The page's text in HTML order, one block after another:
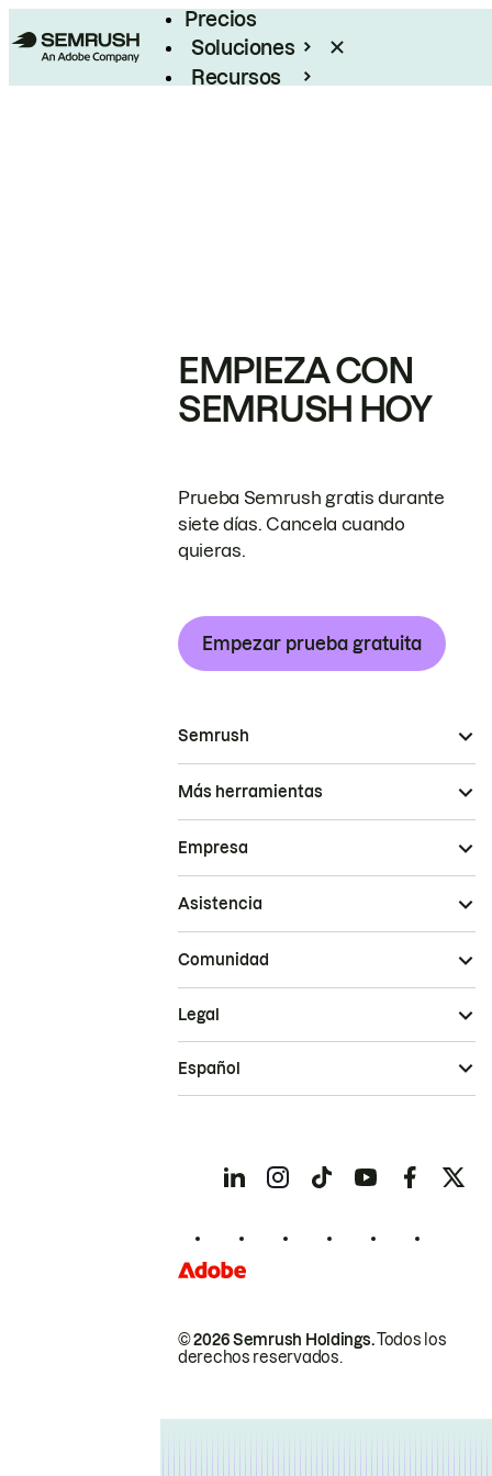
Precios
Soluciones
Recursos
EMPIEZA CON
SEMRUSH HOY
Prueba Semrush gratis durante
siete días. Cancela cuando
quieras.
Empezar prueba gratuita
Semrush
Más herramientas
Empresa
Asistencia
Comunidad
© 2026 Semrush Holdings.Todos los
derechos reservados.
Legal
Español